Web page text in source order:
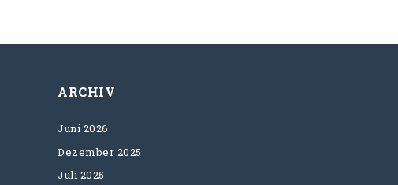
ARCHIV
Juni 2026
Dezember 2025
Juli 2025